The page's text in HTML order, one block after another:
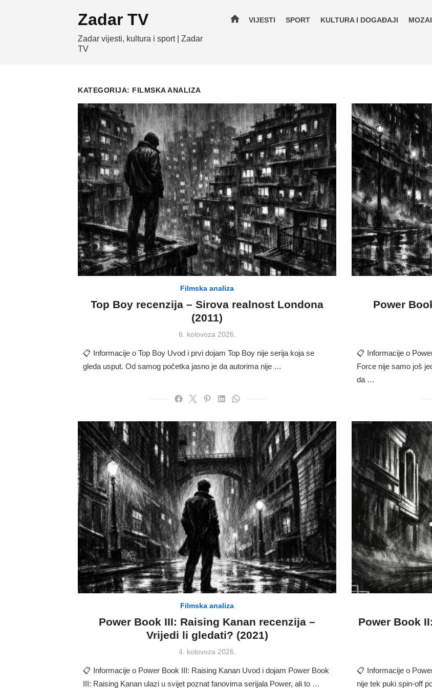
Zadar TV
Zadar vijesti, kultura i sport | Zadar
TV
home VIJESTI SPORT KULTURA I DOGAĐAJI
KATEGORIJA: FILMSKA ANALIZA
Filmska analiza
Top Boy recenzija – Sirova realnost Londona
(2011)
Posted
6. kolovoza 2026.
📋 Informacije o Top Boy Uvod i prvi dojam Top Boy nije serija koja se
gleda usput. Od samog početka jasno je da autorima nije …
Power
📋 Informacije o
Force nije samo još
da …
Filmska analiza
Power Book III: Raising Kanan recenzija –
Vrijedi li gledati? (2021)
Posted
4. kolovoza 2026.
📋 Informacije o Power Book III: Raising Kanan Uvod i dojam Power Book
III: Raising Kanan ulazi u svijet poznat fanovima serijala Power, ali to …
Power Book
📋 Informacije o
nije tek puki spin-off